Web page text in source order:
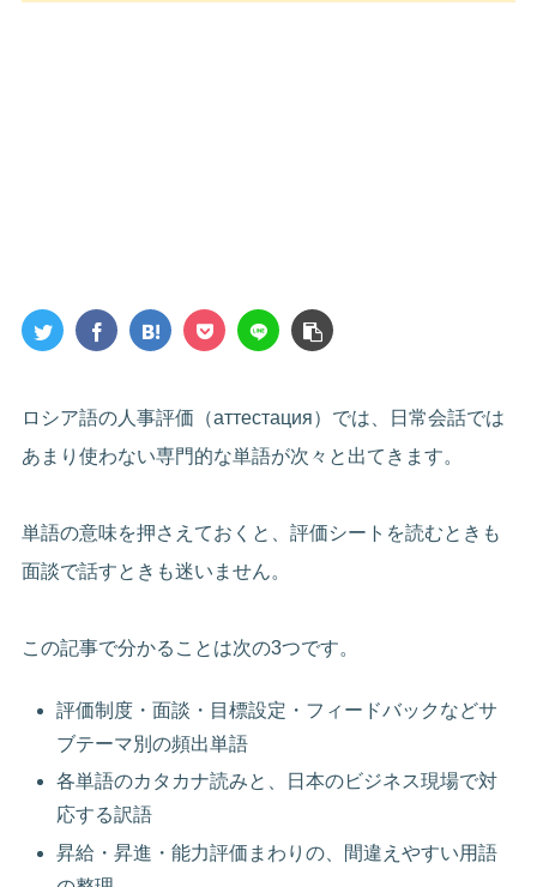
ロシア語の人事評価（аттестация）では、日常会話では
あまり使わない専門的な単語が次々と出てきます。
単語の意味を押さえておくと、評価シートを読むときも
面談で話すときも迷いません。
この記事で分かることは次の3つです。
評価制度・面談・目標設定・フィードバックなどサ
ブテーマ別の頻出単語
各単語のカタカナ読みと、日本のビジネス現場で対
応する訳語
昇給・昇進・能力評価まわりの、間違えやすい用語